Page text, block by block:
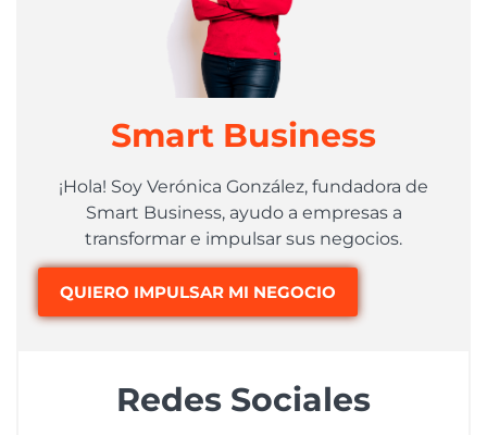
Smart Business
¡Hola! Soy Verónica González, fundadora de
Smart Business, ayudo a empresas a
transformar e impulsar sus negocios.
QUIERO IMPULSAR MI NEGOCIO
Redes Sociales